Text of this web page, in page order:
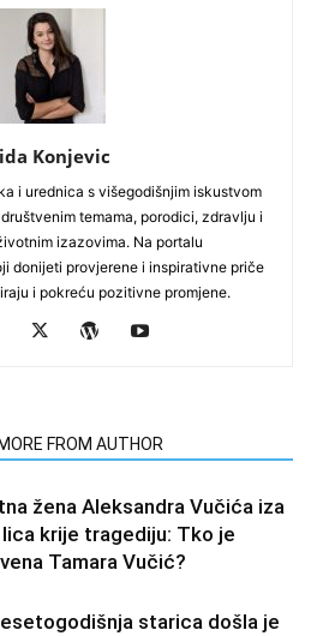
Konjevic
i urednica s višegodišnjim iskustvom
temama, porodici, zdravlju i
izazovima. Na portalu
donijeti provjerene i inspirativne priče
i pokreću pozitivne promjene.
MORE FROM AUTHOR
žena Aleksandra Vučića iza
krije tragediju: Tko je
Tamara Vučić?
starica došla je